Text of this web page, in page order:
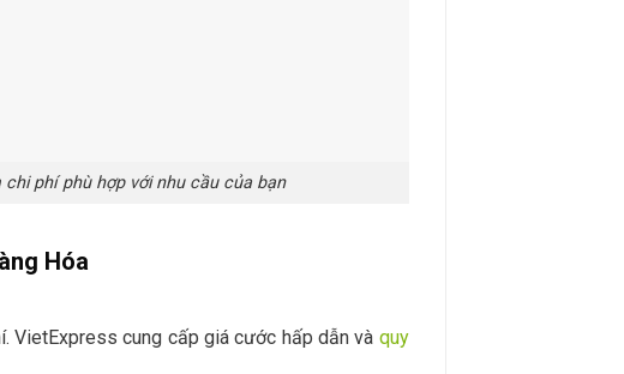
phí phù hợp với nhu cầu của bạn
Hóa
VietExpress cung cấp giá cước hấp dẫn và quy